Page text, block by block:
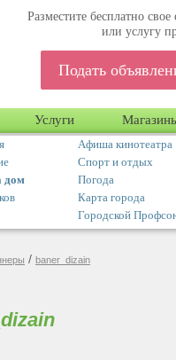
Разместите бесплатно свое
или услугу
Услуги
Подать
Афиша кинотеатра
Спорт и отдых
дом Погода
Карта города
Городской
/ baner_dizain